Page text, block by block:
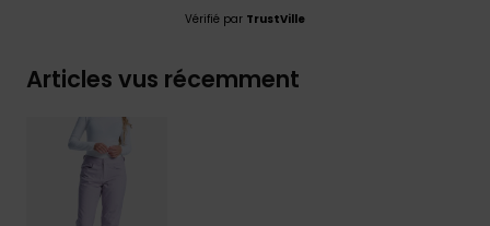
Vérifié par TrustVille
Articles vus récemment